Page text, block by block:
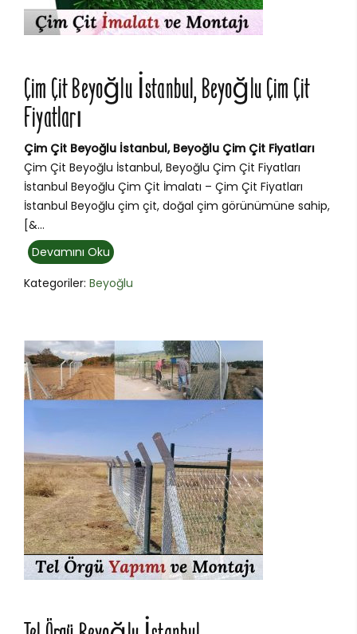
Çim Çit Beyoğlu İstanbul, Beyoğlu Çim Çit
Fiyatları
Çim Çit Beyoğlu İstanbul, Beyoğlu Çim Çit Fiyatları
Çim Çit Beyoğlu İstanbul, Beyoğlu Çim Çit Fiyatları
İstanbul Beyoğlu Çim Çit İmalatı – Çim Çit Fiyatları
İstanbul Beyoğlu çim çit, doğal çim görünümüne sahip,
[&...
Devamını Oku
Kategoriler: Beyoğlu